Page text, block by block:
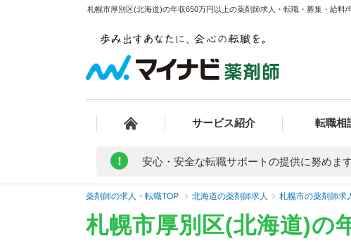
札幌市厚別区(北海道)の年収650万円以上の薬剤師求人・転職・募集・給料/
サービス紹介 転職相
! 安心・安全な転職サポートの提供に努めます
薬剤師の求人・転職TOP 北海道の薬剤師求人 札幌市の薬剤師求
札幌市厚別区(北海道)の